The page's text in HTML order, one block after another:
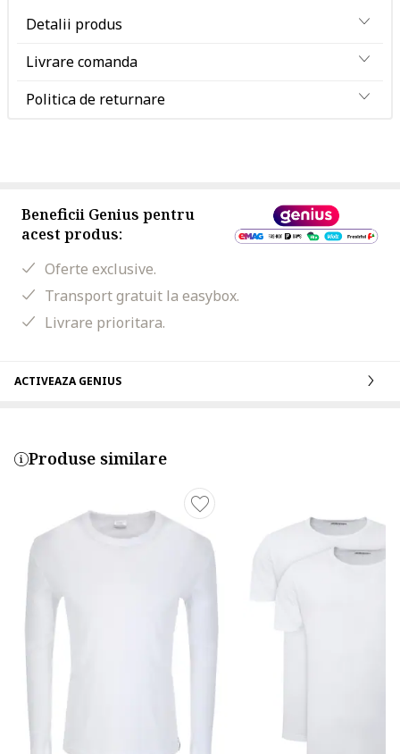
Detalii produs
Livrare comanda
Politica de returnare
Beneficii Genius pentru
acest produs:
Oferte exclusive.
Transport gratuit la easybox.
Livrare prioritara.
ACTIVEAZA GENIUS
Produse similare